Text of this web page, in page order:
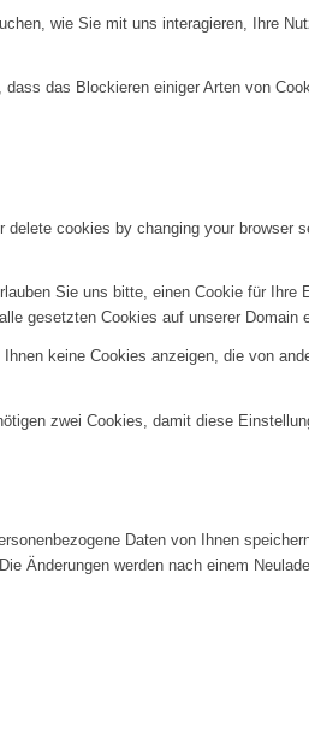
wie Sie mit uns interagieren, Ihre
das Blockieren einiger Arten von
cookies by changing your browser
Sie uns bitte, einen Cookie für Ihre
gesetzten Cookies auf unserer Domain
keine Cookies anzeigen, die von
zwei Cookies, damit diese
Daten von Ihnen
Änderungen werden nach einem